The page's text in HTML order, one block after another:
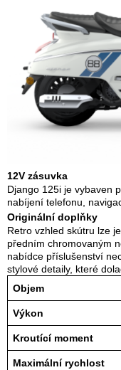
12V zásuvka
Django 125i je vybaven
nabíjení telefonu,
Originální doplňky
Retro vzhled skútru lze
předním chromovaným
nabídce příslušenství
stylové detaily, které
Objem
Výkon
Kroutící moment
Maximální rychlost